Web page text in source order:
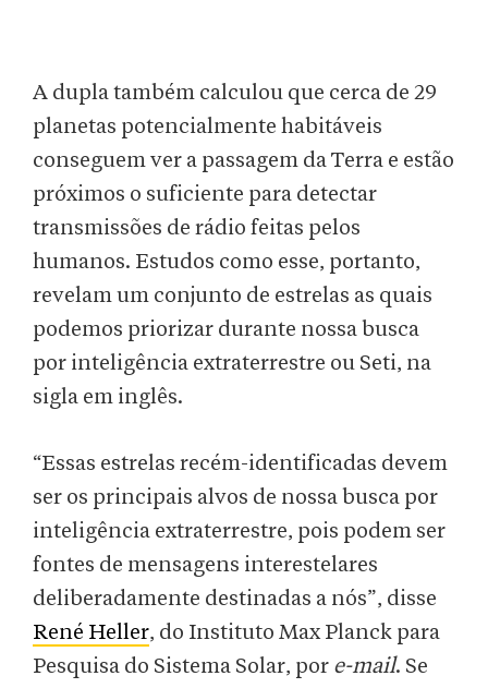
A dupla também calculou que cerca de 29
planetas potencialmente habitáveis
conseguem ver a passagem da Terra e estão
próximos o suficiente para detectar
transmissões de rádio feitas pelos
humanos. Estudos como esse, portanto,
revelam um conjunto de estrelas as quais
podemos priorizar durante nossa busca
por inteligência extraterrestre ou Seti, na
sigla em inglês.
“Essas estrelas recém-identificadas devem
ser os principais alvos de nossa busca por
inteligência extraterrestre, pois podem ser
fontes de mensagens interestelares
deliberadamente destinadas a nós”, disse
René Heller, do Instituto Max Planck para
Pesquisa do Sistema Solar, por e-mail. Se